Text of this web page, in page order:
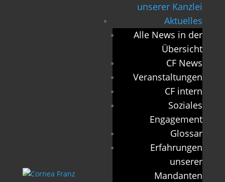
unserer Kanzlei
Aktuelles
Alle News in der
Übersicht
CF News
Veranstaltungen
CF intern
Soziales
Engagement
Glossar
Erfahrungen
unserer
Mandanten